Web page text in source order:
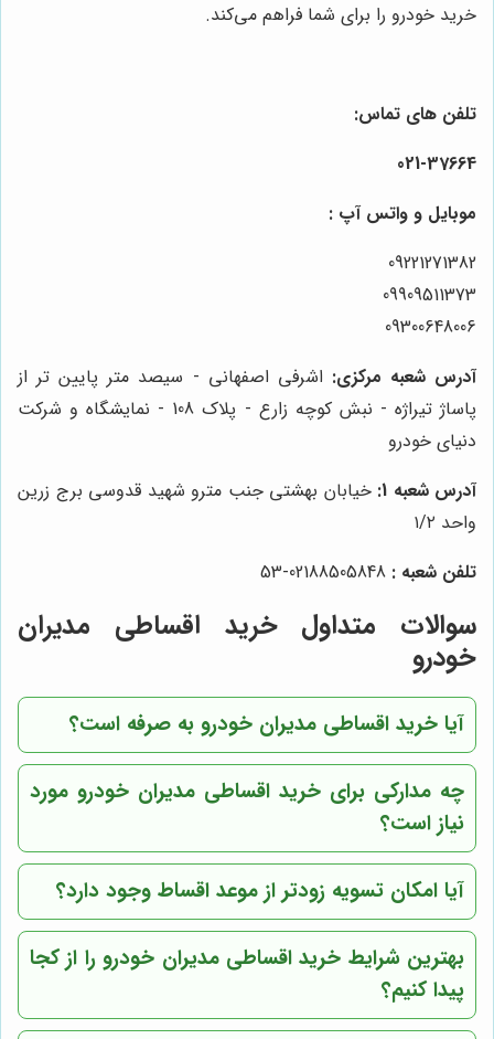
خرید خودرو را برای شما فراهم می‌کند.
تلفن های تماس:
021-37664
موبایل و واتس آپ :
09221271382
09909511373
09300648006
آدرس شعبه مرکزی: اشرفی اصفهانی - سیصد متر پایین تر از
پاساژ تیراژه - نبش کوچه زارع - پلاک 108 - نمایشگاه و شرکت
دنیای خودرو
آدرس شعبه 1:
خیابان بهشتی جنب مترو شهید قدوسی برج زرین
واحد ۱/۲
تلفن شعبه :
سوالات متداول خرید اقساطی مدیران
خودرو
آیا خرید اقساطی مدیران خودرو به صرفه است؟
چه مدارکی برای خرید اقساطی مدیران خودرو مورد
نیاز است؟
آیا امکان تسویه زودتر از موعد اقساط وجود دارد؟
بهترین شرایط خرید اقساطی مدیران خودرو را از کجا
پیدا کنیم؟